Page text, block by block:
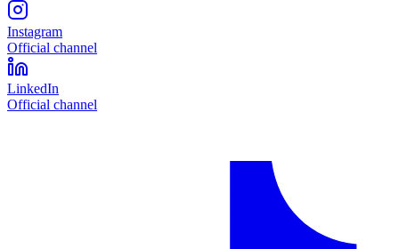
Instagram
Official channel
LinkedIn
Official channel